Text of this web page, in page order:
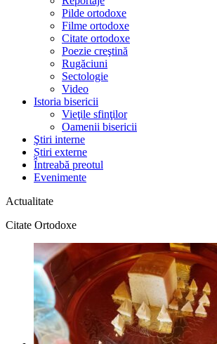
Pilde ortodoxe
Filme ortodoxe
Citate ortodoxe
Poezie creştină
Rugăciuni
Sectologie
Video
Istoria bisericii
Vieţile sfinţilor
Oamenii bisericii
Ştiri interne
Știri externe
Întreabă preotul
Evenimente
Actualitate
Citate Ortodoxe